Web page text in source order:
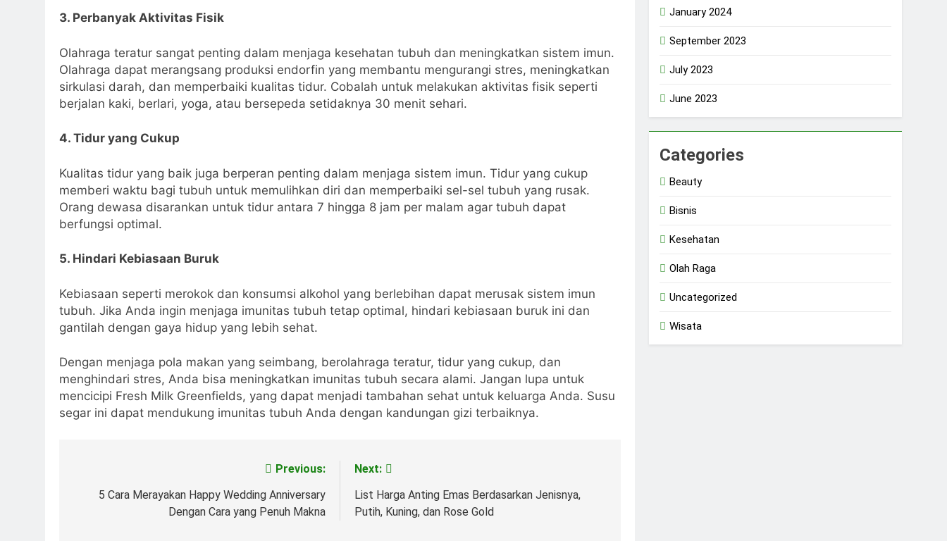
3. Perbanyak Aktivitas Fisik
Olahraga teratur sangat penting dalam menjaga kesehatan tubuh dan meningkatkan sistem imun.
Olahraga dapat merangsang produksi endorfin yang membantu mengurangi stres, meningkatkan
sirkulasi darah, dan memperbaiki kualitas tidur. Cobalah untuk melakukan aktivitas fisik seperti
berjalan kaki, berlari, yoga, atau bersepeda setidaknya 30 menit sehari.
4. Tidur yang Cukup
Kualitas tidur yang baik juga berperan penting dalam menjaga sistem imun. Tidur yang cukup
memberi waktu bagi tubuh untuk memulihkan diri dan memperbaiki sel-sel tubuh yang rusak.
Orang dewasa disarankan untuk tidur antara 7 hingga 8 jam per malam agar tubuh dapat
berfungsi optimal.
5. Hindari Kebiasaan Buruk
Kebiasaan seperti merokok dan konsumsi alkohol yang berlebihan dapat merusak sistem imun
tubuh. Jika Anda ingin menjaga imunitas tubuh tetap optimal, hindari kebiasaan buruk ini dan
gantilah dengan gaya hidup yang lebih sehat.
Dengan menjaga pola makan yang seimbang, berolahraga teratur, tidur yang cukup, dan
menghindari stres, Anda bisa meningkatkan imunitas tubuh secara alami. Jangan lupa untuk
mencicipi Fresh Milk Greenfields, yang dapat menjadi tambahan sehat untuk keluarga Anda. Susu
segar ini dapat mendukung imunitas tubuh Anda dengan kandungan gizi terbaiknya.
navigation
Previous:
5 Cara Merayakan Happy Wedding Anniversary
Dengan Cara yang Penuh Makna
Next:
List Harga Anting Emas Berdasarkan Jenisnya,
Putih, Kuning, dan Rose Gold
January 2024
September 2023
July 2023
June 2023
Categories
Beauty
Bisnis
Kesehatan
Olah Raga
Uncategorized
Wisata